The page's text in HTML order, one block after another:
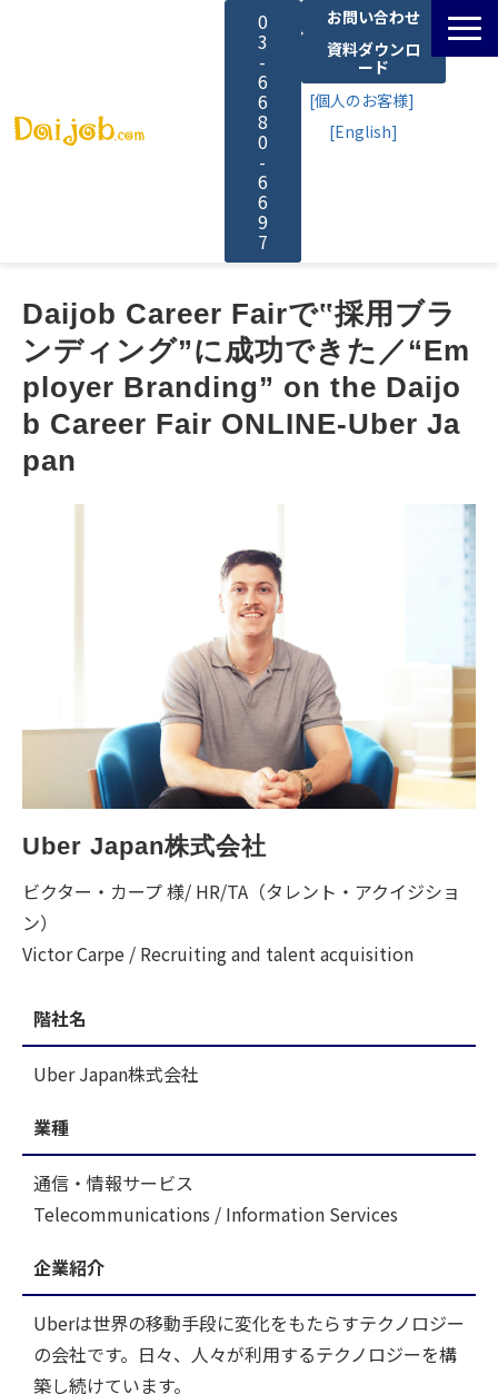
0
3
-
6
6
8
0
-
6
6
9
7
お問い合わせ
資料ダウンロ
ード
[個人のお客様]
[English]
料金
よくあるご質問
Daijob Career Fairで‟採用ブラ
ンディング”に成功できた／“Em
ployer Branding” on the Daijo
b Career Fair ONLINE-Uber Ja
pan
Uber Japan株式会社
ビクター・カープ 様/ HR/TA（タレント・アクイジショ
ン）
Victor Carpe / Recruiting and talent acquisition
階社名
Uber Japan株式会社
業種
通信・情報サービス
Telecommunications / Information Services
企業紹介
Uberは世界の移動手段に変化をもたらすテクノロジー
の会社です。日々、人々が利用するテクノロジーを構
築し続けています。